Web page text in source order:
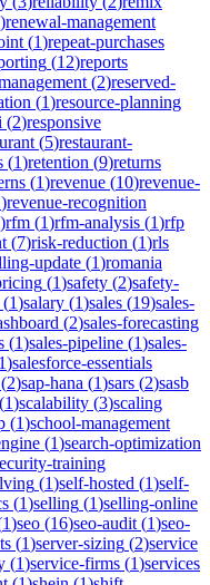
)renewal-management
(1)repeat-purchases
(12)reports
(2)reserved-
(1)resource-planning
(2)responsive
(5)restaurant-
(1)retention (9)returns
(1)revenue (10)revenue-
)revenue-recognition
)rfm (1)rfm-analysis (1)rfp
(7)risk-reduction (1)rls
update (1)romania
(1)safety (2)safety-
(1)salary (1)sales (19)sales-
(2)sales-forecasting
(1)sales-pipeline (1)sales-
1)salesforce-essentials
(2)sap-hana (1)sars (2)sasb
(1)scalability (3)scaling
(1)school-management
(1)search-optimization
training
(1)self-hosted (1)self-
(1)selling (1)selling-online
1)seo (16)seo-audit (1)seo-
(1)server-sizing (2)service
(1)service-firms (1)services